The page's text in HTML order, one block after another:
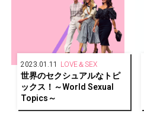
2023.01.11 LOVE＆SEX
世界のセクシュアルなトピ
ックス！～World Sexual
Topics～